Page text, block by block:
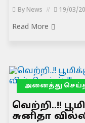
By News 19/03/
Read More
அனைத்து
வெற்றி..!!
சுனிதா